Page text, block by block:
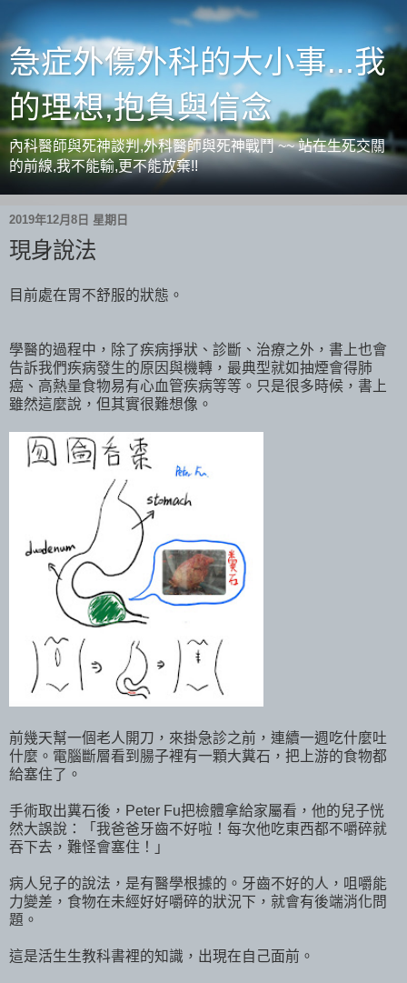
急症外傷外科的大小事...我
的理想,抱負與信念
內科醫師與死神談判,外科醫師與死神戰鬥 ~~ 站在生死交關
的前線,我不能輸,更不能放棄!!
2019年12月8日 星期日
現身說法
目前處在胃不舒服的狀態。
學醫的過程中，除了疾病掙狀、診斷、治療之外，書上也會
告訴我們疾病發生的原因與機轉，最典型就如抽煙會得肺
癌、高熱量食物易有心血管疾病等等。只是很多時候，書上
雖然這麼說，但其實很難想像。
前幾天幫一個老人開刀，來掛急診之前，連續一週吃什麼吐
什麼。電腦斷層看到腸子裡有一顆大糞石，把上游的食物都
給塞住了。
手術取出糞石後，Peter Fu把檢體拿給家屬看，他的兒子恍
然大誤說：「我爸爸牙齒不好啦！每次他吃東西都不嚼碎就
吞下去，難怪會塞住！」
病人兒子的說法，是有醫學根據的。牙齒不好的人，咀嚼能
力變差，食物在未經好好嚼碎的狀況下，就會有後端消化問
題。
這是活生生教科書裡的知識，出現在自己面前。